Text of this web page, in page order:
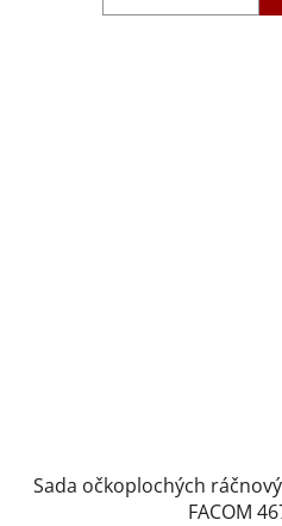
Sada očkoplochých
FACOM